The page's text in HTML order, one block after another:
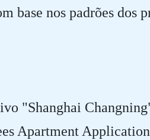
base nos padrões dos
"Shanghai
Apartment